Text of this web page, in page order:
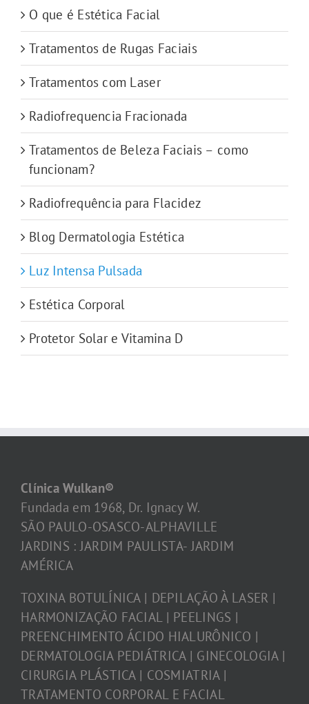
O que é Estética Facial
Tratamentos de Rugas Faciais
Tratamentos com Laser
Radiofrequencia Fracionada
Tratamentos de Beleza Faciais – como
funcionam?
Radiofrequência para Flacidez
Blog Dermatologia Estética
Luz Intensa Pulsada
Estética Corporal
Protetor Solar e Vitamina D
Clínica Wulkan®
Fundada em 1968, Dr. Ignacy W.
SÃO PAULO-OSASCO-ALPHAVILLE
JARDINS : JARDIM PAULISTA- JARDIM
AMÉRICA
TOXINA BOTULÍNICA | DEPILAÇÃO À LASER |
HARMONIZAÇÃO FACIAL | PEELINGS |
PREENCHIMENTO ÁCIDO HIALURÔNICO |
DERMATOLOGIA PEDIÁTRICA | GINECOLOGIA |
CIRURGIA PLÁSTICA | COSMIATRIA |
TRATAMENTO CORPORAL E FACIAL